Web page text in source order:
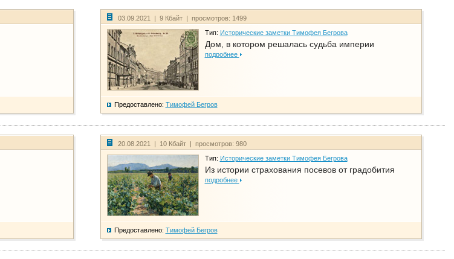
03.09.2021 | 9 Кбайт | просмотров: 1499
Тип: Исторические заметки Тимофея Бегрова
Дом, в котором решалась судьба империи
подробнее
Предоставлено: Тимофей Бегров
20.08.2021 | 10 Кбайт | просмотров: 980
Тип: Исторические заметки Тимофея Бегрова
Из истории страхования посевов от градобития
подробнее
Предоставлено: Тимофей Бегров